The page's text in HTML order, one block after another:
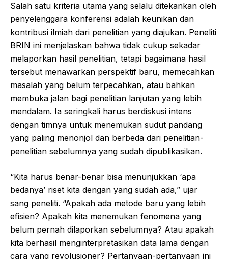
Salah satu kriteria utama yang selalu ditekankan oleh
penyelenggara konferensi adalah keunikan dan
kontribusi ilmiah dari penelitian yang diajukan. Peneliti
BRIN ini menjelaskan bahwa tidak cukup sekadar
melaporkan hasil penelitian, tetapi bagaimana hasil
tersebut menawarkan perspektif baru, memecahkan
masalah yang belum terpecahkan, atau bahkan
membuka jalan bagi penelitian lanjutan yang lebih
mendalam. Ia seringkali harus berdiskusi intens
dengan timnya untuk menemukan sudut pandang
yang paling menonjol dan berbeda dari penelitian-
penelitian sebelumnya yang sudah dipublikasikan.
“Kita harus benar-benar bisa menunjukkan ‘apa
bedanya’ riset kita dengan yang sudah ada,” ujar
sang peneliti. “Apakah ada metode baru yang lebih
efisien? Apakah kita menemukan fenomena yang
belum pernah dilaporkan sebelumnya? Atau apakah
kita berhasil menginterpretasikan data lama dengan
cara yang revolusioner? Pertanyaan-pertanyaan ini